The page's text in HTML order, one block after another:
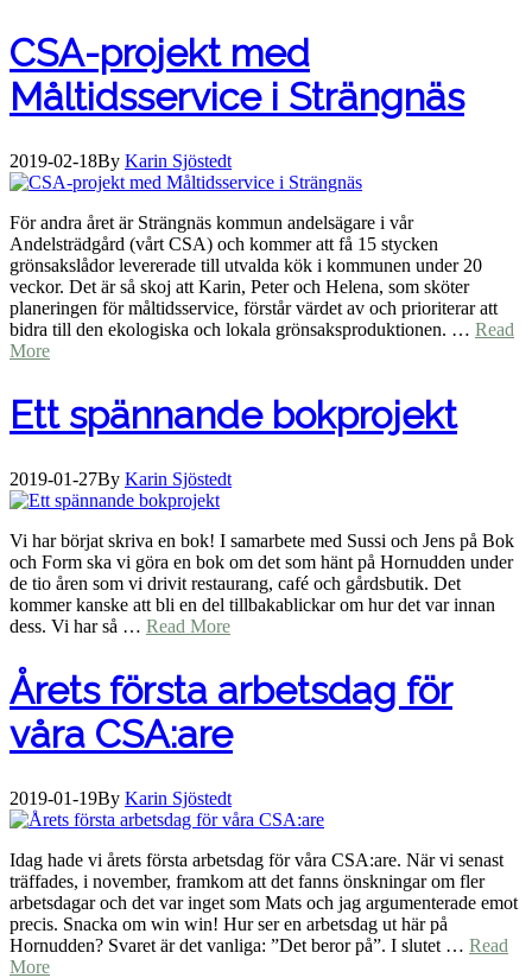
CSA-projekt med
Måltidsservice i Strängnäs
2019-02-18By Karin Sjöstedt
För andra året är Strängnäs kommun andelsägare i vår
Andelsträdgård (vårt CSA) och kommer att få 15 stycken
grönsakslådor levererade till utvalda kök i kommunen under 20
veckor. Det är så skoj att Karin, Peter och Helena, som sköter
planeringen för måltidsservice, förstår värdet av och prioriterar att
bidra till den ekologiska och lokala grönsaksproduktionen. … Read
More
Ett spännande bokprojekt
2019-01-27By Karin Sjöstedt
Vi har börjat skriva en bok! I samarbete med Sussi och Jens på Bok
och Form ska vi göra en bok om det som hänt på Hornudden under
de tio åren som vi drivit restaurang, café och gårdsbutik. Det
kommer kanske att bli en del tillbakablickar om hur det var innan
dess. Vi har så … Read More
Årets första arbetsdag för
våra CSA:are
2019-01-19By Karin Sjöstedt
Idag hade vi årets första arbetsdag för våra CSA:are. När vi senast
träffades, i november, framkom att det fanns önskningar om fler
arbetsdagar och det var inget som Mats och jag argumenterade emot
precis. Snacka om win win! Hur ser en arbetsdag ut här på
Hornudden? Svaret är det vanliga: ”Det beror på”. I slutet … Read
More